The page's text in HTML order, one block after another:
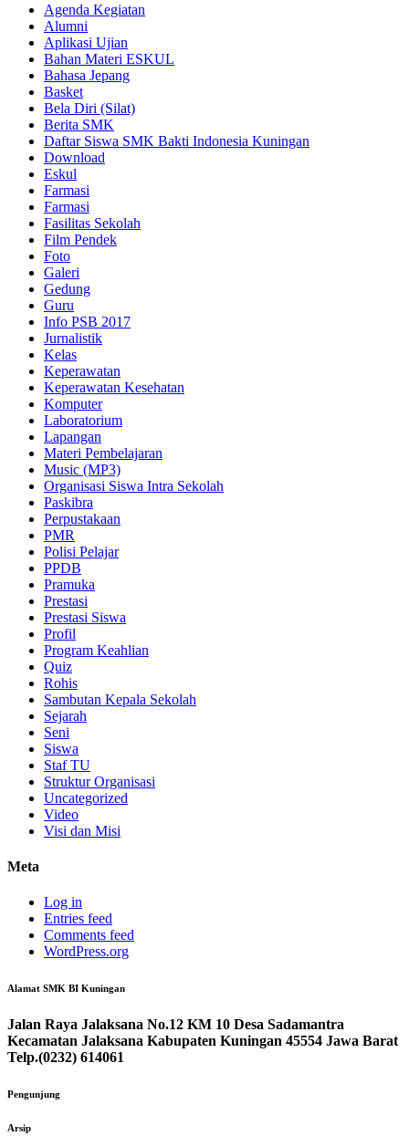
Agenda Kegiatan
Alumni
Aplikasi Ujian
Bahan Materi ESKUL
Bahasa Jepang
Basket
Bela Diri (Silat)
Berita SMK
Daftar Siswa SMK Bakti Indonesia Kuningan
Download
Eskul
Farmasi
Farmasi
Fasilitas Sekolah
Film Pendek
Foto
Galeri
Gedung
Guru
Info PSB 2017
Jurnalistik
Kelas
Keperawatan
Keperawatan Kesehatan
Komputer
Laboratorium
Lapangan
Materi Pembelajaran
Music (MP3)
Organisasi Siswa Intra Sekolah
Paskibra
Perpustakaan
PMR
Polisi Pelajar
PPDB
Pramuka
Prestasi
Prestasi Siswa
Profil
Program Keahlian
Quiz
Rohis
Sambutan Kepala Sekolah
Sejarah
Seni
Siswa
Staf TU
Struktur Organisasi
Uncategorized
Video
Visi dan Misi
Meta
Log in
Entries feed
Comments feed
WordPress.org
Alamat SMK BI Kuningan
Jalan Raya Jalaksana No.12 KM 10 Desa Sadamantra
Kecamatan Jalaksana Kabupaten Kuningan 45554 Jawa Barat
Telp.(0232) 614061
Pengunjung
Arsip